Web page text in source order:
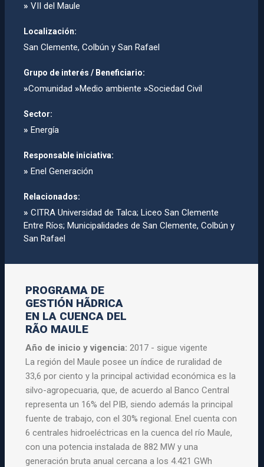
» VII del Maule
Localización:
San Clemente, Colbún y San Rafael
Grupo de interés / Beneficiario:
»Comunidad »Medio ambiente »Sociedad Civil
Sector:
» Energía
Responsable iniciativa:
» Enel Generación
Relacionados:
» CITRA Universidad de Talca; Liceo San Clemente
Entre Rí­os; Municipalidades de San Clemente, Colbún y
San Rafael
PROGRAMA DE
GESTIÓN HÃDRICA
EN LA CUENCA DEL
RÃO MAULE
Año de inicio y vigencia:2017 - sigue vigente
La región del Maule posee un índice de ruralidad de
33,6 por ciento y la principal actividad económica es la
silvo-agropecuaria, que, de acuerdo al Banco Central
representa un 16% del PIB, siendo además la principal
fuente de trabajo, con el 30% regional. Enel cuenta con
6 centrales hidroeléctricas en la cuenca del río Maule,
con una potencia instalada de 882 MW y una
generación bruta anual cercana a los 4.421 GWh